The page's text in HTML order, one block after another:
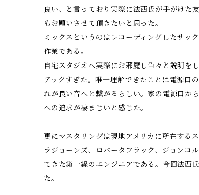
良い、と言っており実際に法西氏が手がけた
もお願いさせて頂きたいと思った。
ミックスというのはレコーディングしたサッ
作業である。
自宅スタジオへ実際にお邪魔し色々と説明を
アックすぎた。唯一理解できたことは電源口
れが良い音へと繋がるらしい。家の電源口か
への追求が凄まじいと感じた。
更にマスタリングは現地アメリカに所在す
ラジョーンズ、ロバータフラック、ジョンコ
てきた第一線のエンジニアである。今回法
た。